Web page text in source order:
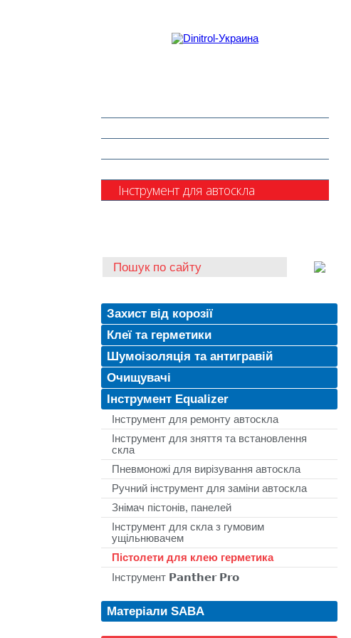
Інструмент для автоскла
Захист від корозії
Клеї та герметики
Шумоізоляція та антигравій
Очищувачі
Інструмент Equalizer
Інструмент для ремонту автоскла
Інструмент для зняття та встановлення
скла
Пневмоножі для вирізування автоскла
Ручний інструмент для заміни автоскла
Знімач пістонів, панелей
Інструмент для скла з гумовим
ущільнювачем
Пістолети для клею герметика
Інструмент 𝗣𝗮𝗻𝘁𝗵𝗲𝗿 𝗣𝗿𝗼
Матеріали SABA